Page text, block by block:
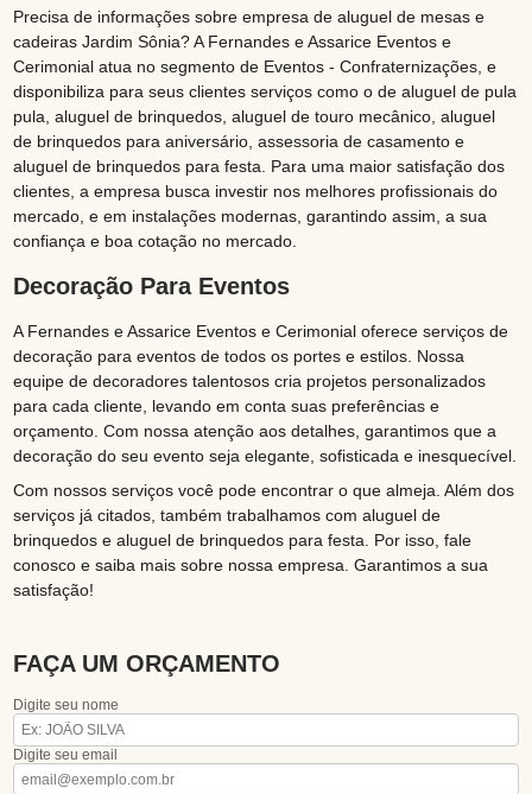
Precisa de informações sobre empresa de aluguel de mesas e
cadeiras Jardim Sônia? A Fernandes e Assarice Eventos e
Cerimonial atua no segmento de Eventos - Confraternizações, e
disponibiliza para seus clientes serviços como o de aluguel de pula
pula, aluguel de brinquedos, aluguel de touro mecânico, aluguel
de brinquedos para aniversário, assessoria de casamento e
aluguel de brinquedos para festa. Para uma maior satisfação dos
clientes, a empresa busca investir nos melhores profissionais do
mercado, e em instalações modernas, garantindo assim, a sua
confiança e boa cotação no mercado.
Decoração Para Eventos
A Fernandes e Assarice Eventos e Cerimonial oferece serviços de
decoração para eventos de todos os portes e estilos. Nossa
equipe de decoradores talentosos cria projetos personalizados
para cada cliente, levando em conta suas preferências e
orçamento. Com nossa atenção aos detalhes, garantimos que a
decoração do seu evento seja elegante, sofisticada e inesquecível.
Com nossos serviços você pode encontrar o que almeja. Além dos
serviços já citados, também trabalhamos com aluguel de
brinquedos e aluguel de brinquedos para festa. Por isso, fale
conosco e saiba mais sobre nossa empresa. Garantimos a sua
satisfação!
FAÇA UM ORÇAMENTO
Digite seu nome
Digite seu email